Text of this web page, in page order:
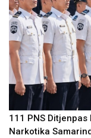
111 PNS
Narkotika